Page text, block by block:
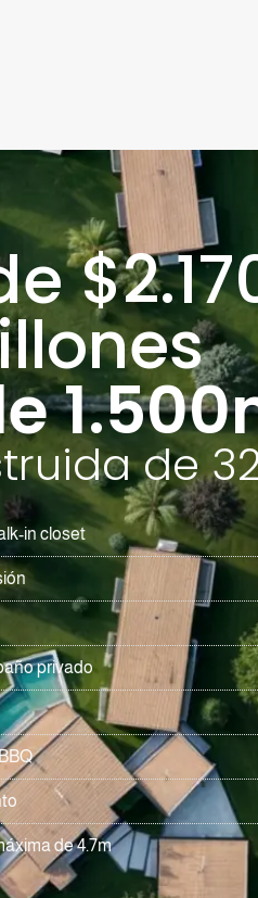
de
in closet
privado
de 4.7m